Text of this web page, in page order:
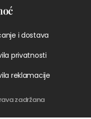
i dostava
privatnosti
reklamacije
zadržana